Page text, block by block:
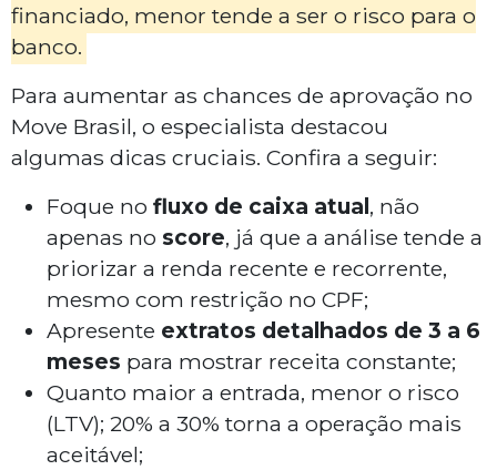
financiado, menor tende a ser o risco para o
banco.
Para aumentar as chances de aprovação no
Move Brasil, o especialista destacou
algumas dicas cruciais. Confira a seguir:
Foque no fluxo de caixa atual, não
apenas no score, já que a análise tende a
priorizar a renda recente e recorrente,
mesmo com restrição no CPF;
Apresente extratos detalhados de 3 a 6
meses para mostrar receita constante;
Quanto maior a entrada, menor o risco
(LTV); 20% a 30% torna a operação mais
aceitável;